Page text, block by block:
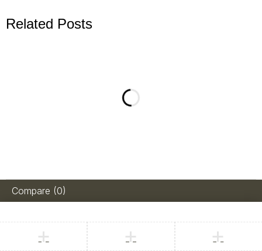
Related Posts
Compare (0)